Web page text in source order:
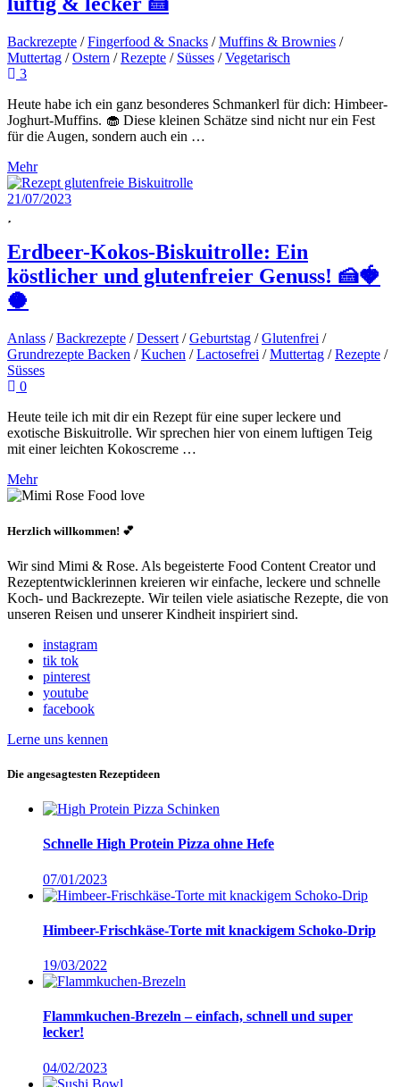
Backrezepte /Fingerfood & Snacks /Muffins & Brownies /
Muttertag /Ostern /Rezepte / Süsses /Vegetarisch
3
Heute habe ich ein ganz besonderes Schmankerl für dich: Himbeer-
Joghurt-Muffins. 🧁 Diese kleinen Schätze sind nicht nur ein Fest
für die Augen, sondern auch ein …
Mehr
21/07/2023
Erdbeer-Kokos-Biskuitrolle: Ein
köstlicher und glutenfreier Genuss! 🍰🍓
🥥
Anlass /Backrezepte /Dessert /Geburtstag /Glutenfrei /
Grundrezepte Backen /Kuchen /Lactosefrei /Muttertag /Rezepte /
Süsses
0
Heute teile ich mit dir ein Rezept für eine super leckere und
exotische Biskuitrolle. Wir sprechen hier von einem luftigen Teig
mit einer leichten Kokoscreme …
Mehr
Herzlich willkommen! 💕
Wir sind Mimi & Rose. Als begeisterte Food Content Creator und
Rezeptentwicklerinnen kreieren wir einfache, leckere und schnelle
Koch- und Backrezepte. Wir teilen viele asiatische Rezepte, die von
unseren Reisen und unserer Kindheit inspiriert sind.
instagram
tik tok
pinterest
youtube
facebook
Lerne uns kennen
Die angesagtesten Rezeptideen
Schnelle High Protein Pizza ohne Hefe
07/01/2023
Himbeer-Frischkäse-Torte mit knackigem Schoko-Drip
19/03/2022
Flammkuchen-Brezeln – einfach, schnell und super
lecker!
04/02/2023